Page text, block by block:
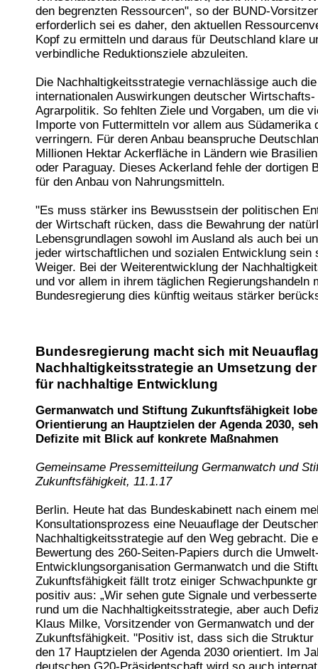
den begrenzten Ressourcen", so der BUND-
erforderlich sei es daher, den aktuellen
Kopf zu ermitteln und daraus für Deutschland klare
verbindliche Reduktionsziele abzuleiten.
Die Nachhaltigkeitsstrategie vernachlässige auch die
internationalen Auswirkungen deutscher Wirtschafts-
Agrarpolitik. So fehlten Ziele und Vorgaben, um die
Importe von Futtermitteln vor allem aus Südamerika
verringern. Für deren Anbau beanspruche
Millionen Hektar Ackerfläche in Ländern wie
oder Paraguay. Dieses Ackerland fehle der dortigen
für den Anbau von Nahrungsmitteln.
"Es muss stärker ins Bewusstsein der politischen
der Wirtschaft rücken, dass die Bewahrung der
Lebensgrundlagen sowohl im Ausland als auch bei
jeder wirtschaftlichen und sozialen Entwicklung sein
Weiger. Bei der Weiterentwicklung der
und vor allem in ihrem täglichen Regierungshandeln
Bundesregierung dies künftig weitaus stärker
Bundesregierung macht sich mit
Nachhaltigkeitsstrategie an Umsetzung der
für nachhaltige Entwicklung
Germanwatch und Stiftung Zukunftsfähigkeit
Orientierung an Hauptzielen der Agenda 2030,
Defizite mit Blick auf konkrete Maßnahmen
Gemeinsame Pressemitteilung Germanwatch und
Zukunftsfähigkeit, 11.1.17
Berlin. Heute hat das Bundeskabinett nach einem
Konsultationsprozess eine Neuauflage der
Nachhaltigkeitsstrategie auf den Weg gebracht. Die
Bewertung des 260-Seiten-Papiers durch die
Entwicklungsorganisation Germanwatch und die
Zukunftsfähigkeit fällt trotz einiger Schwachpunkte
positiv aus: „Wir sehen gute Signale und
rund um die Nachhaltigkeitsstrategie, aber auch
Klaus Milke, Vorsitzender von Germanwatch und der
Zukunftsfähigkeit. "Positiv ist, dass sich die Struktur
den 17 Hauptzielen der Agenda 2030 orientiert. Im
deutschen G20-Präsidentschaft wird so auch